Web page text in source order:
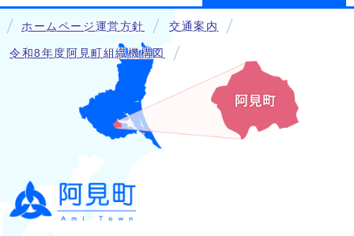
ホームページ運営方針 交通案内
令和8年度阿見町組織機構図